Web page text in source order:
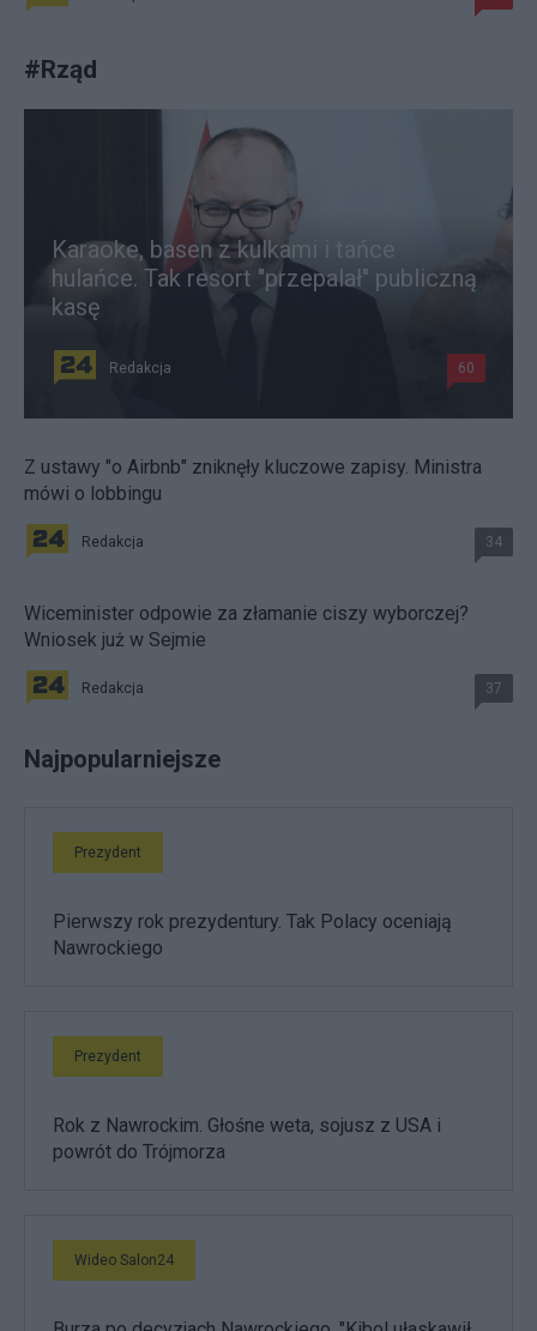
#Rząd
Karaoke, basen z kulkami i tańce
hulańce. Tak resort "przepalał" publiczną
kasę
Redakcja 60
Z ustawy "o Airbnb" zniknęły kluczowe zapisy. Ministra
mówi o lobbingu
Redakcja 34
Wiceminister odpowie za złamanie ciszy wyborczej?
Wniosek już w Sejmie
Redakcja 37
Najpopularniejsze
Prezydent
Pierwszy rok prezydentury. Tak Polacy oceniają
Nawrockiego
Prezydent
Rok z Nawrockim. Głośne weta, sojusz z USA i
powrót do Trójmorza
Wideo Salon24